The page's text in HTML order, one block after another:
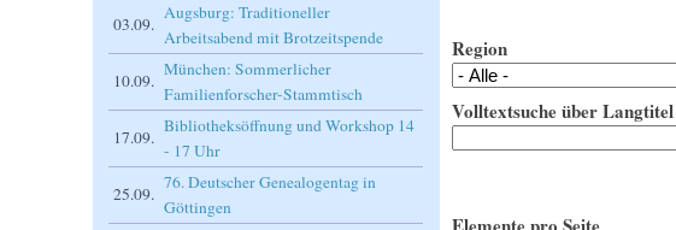
Region
Volltextsuche über Langtitel
03.09.
Augsburg: Traditioneller
Arbeitsabend mit Brotzeitspende
10.09.
München: Sommerlicher
Familienforscher-Stammtisch
17.09.
Bibliotheksöffnung und Workshop 14
- 17 Uhr
25.09.
76. Deutscher Genealogentag in
Göttingen